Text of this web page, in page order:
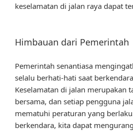
keselamatan di jalan raya dapat
Himbauan dari Pemerintah
Pemerintah senantiasa
selalu berhati-hati saat
Keselamatan di jalan merupakan
bersama, dan setiap pengguna
mematuhi peraturan yang
berkendara, kita dapat